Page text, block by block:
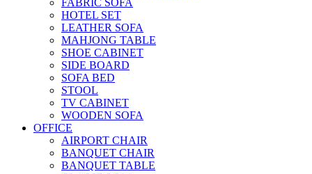
HOTEL SET
LEATHER SOFA
MAHJONG TABLE
SHOE CABINET
SIDE BOARD
SOFA BED
STOOL
TV CABINET
WOODEN SOFA
OFFICE
AIRPORT CHAIR
BANQUET CHAIR
BANQUET TABLE